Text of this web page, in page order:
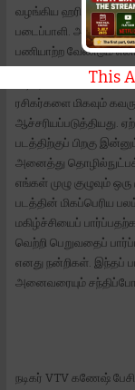
வழங்கிய ஹரிஷுக்கு
படைப்பாளி. அவருடைய
பணியாற்ற வேண்டும்
வடிவுக்கரசி
ரசிகர்களை மிகவும்
ஆச்சரியப்படுத்தியது.
படத்திற்குப் பிறகு
அனைத்து
எங்கள் முழு குழுவும்
படத்தின் மிகப்பெரிய
மகிழ்ச்சியைப்
வெற்றி பெறுவதைப்
எனது நன்றிகள். இந்தப்
அனைவரையும்
நடிகர் VTV கணேஷ்
This